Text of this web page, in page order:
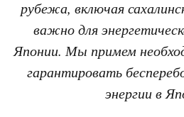
рубежа, включая
важно для
Японии. Мы примем
гарантировать
энергии в